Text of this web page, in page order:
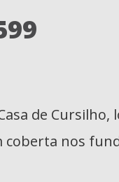
de Cursilho,
coberta nos